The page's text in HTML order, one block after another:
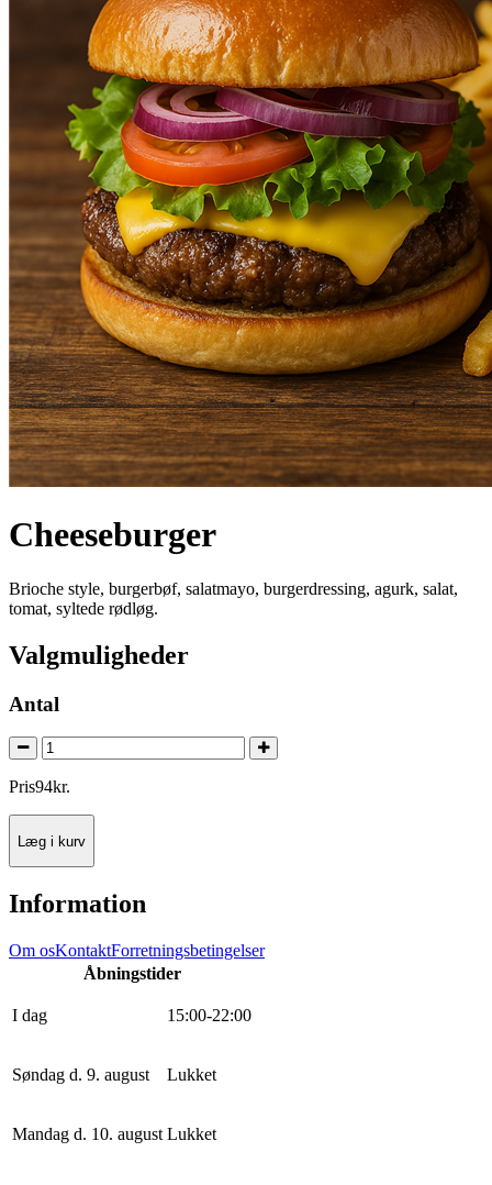
Cheeseburger
Brioche style, burgerbøf, salatmayo, burgerdressing, agurk, salat,
tomat, syltede rødløg.
Valgmuligheder
Antal
Pris94kr.
Læg i kurv
Information
Om osKontaktForretningsbetingelser
Åbningstider
I dag 15:00-22:00
Søndag d. 9. august Lukket
Mandag d. 10. august Lukket